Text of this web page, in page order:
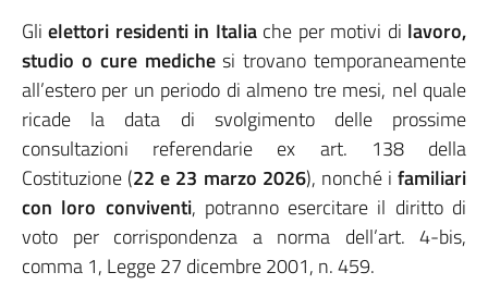
Glielettori residenti in Italiache per motivi di lavoro,
studio o cure medichesi trovano temporaneamente
all’estero per un periodo di almeno tre mesi, nel quale
ricade la data di svolgimento delle prossime
consultazioni referendarie ex art. 138 della
Costituzione (22 e 23 marzo 2026), nonché i familiari
con loro conviventi, potranno esercitare il diritto di
voto per corrispondenza a norma dell’art. 4-bis,
comma 1, Legge 27 dicembre 2001, n. 459.